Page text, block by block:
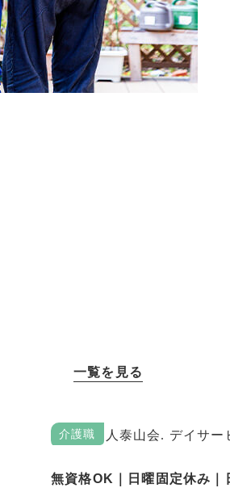
一覧を見る
介護職
無資格OK｜日曜固定休み｜